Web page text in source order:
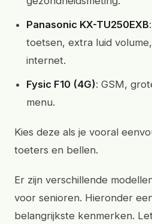
Panasonic KX-TU250EXB
toetsen, extra luid
internet.
Fysic F10 (4G): GSM,
menu.
Kies deze als je vooral
toeters en bellen.
Er zijn verschillende
voor senioren. Hieronder
belangrijkste kenmerken.